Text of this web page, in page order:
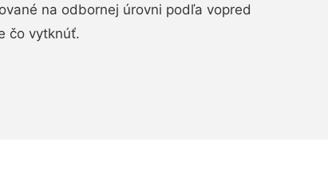
na odbornej úrovni podľa vopred
čo vytknúť.